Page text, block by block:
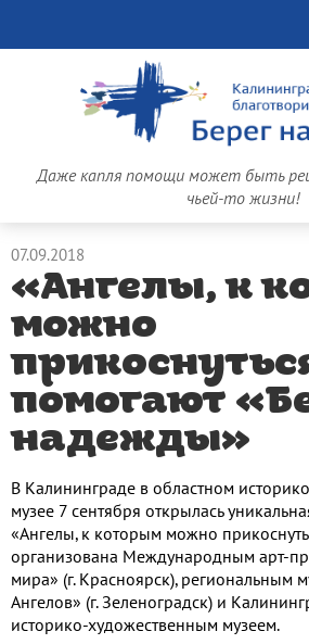
Даже капля помощи может быть
чьей-то жизни!
07.09.2018
«Ангелы, к
можно
помогают
надежды»
В Калининграде в областном
музее 7 сентября открылась
«Ангелы, к которым можно
организована Международным арт-
мира» (г. Красноярск), региональным
Ангелов» (г. Зеленоградск) и
историко-художественным музеем.